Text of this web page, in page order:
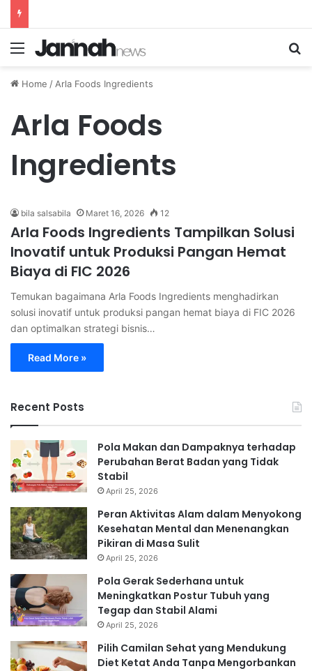
Menu
Home / Arla Foods Ingredients
Arla Foods
Ingredients
bila salsabila Maret 16, 2026 12
Arla Foods Ingredients Tampilkan Solusi
Inovatif untuk Produksi Pangan Hemat
Biaya di FIC 2026
Temukan bagaimana Arla Foods Ingredients menghadirkan
solusi inovatif untuk produksi pangan hemat biaya di FIC 2026
dan optimalkan strategi bisnis…
Read More »
Recent Posts
Pola Makan dan Dampaknya terhadap
Perubahan Berat Badan yang Tidak
Stabil
April 25, 2026
Peran Aktivitas Alam dalam Menyokong
Kesehatan Mental dan Menenangkan
Pikiran di Masa Sulit
April 25, 2026
Pola Gerak Sederhana untuk
Meningkatkan Postur Tubuh yang
Tegap dan Stabil Alami
April 25, 2026
Pilih Camilan Sehat yang Mendukung
Diet Ketat Anda Tanpa Mengorbankan